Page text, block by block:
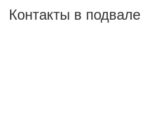
Контакты в подвале